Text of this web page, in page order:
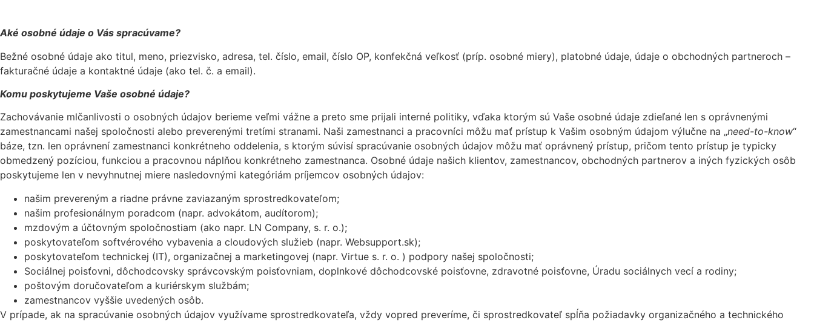
Aké osobné údaje o Vás spracúvame?
Bežné osobné údaje ako titul, meno, priezvisko, adresa, tel. číslo, email, číslo OP, konfekčná veľkosť (príp. osobné miery), platobné údaje, údaje o obchodných partneroch –
fakturačné údaje a kontaktné údaje (ako tel. č. a email).
Komu poskytujeme Vaše osobné údaje?
Zachovávanie mlčanlivosti o osobných údajov berieme veľmi vážne a preto sme prijali interné politiky, vďaka ktorým sú Vaše osobné údaje zdieľané len s oprávnenými
zamestnancami našej spoločnosti alebo preverenými tretími stranami. Naši zamestnanci a pracovníci môžu mať prístup k Vašim osobným údajom výlučne na „need-to-know“
báze, tzn. len oprávnení zamestnanci konkrétneho oddelenia, s ktorým súvisí spracúvanie osobných údajov môžu mať oprávnený prístup, pričom tento prístup je typicky
obmedzený pozíciou, funkciou a pracovnou náplňou konkrétneho zamestnanca. Osobné údaje našich klientov, zamestnancov, obchodných partnerov a iných fyzických osôb
poskytujeme len v nevyhnutnej miere nasledovnými kategóriám príjemcov osobných údajov:
našim prevereným a riadne právne zaviazaným sprostredkovateľom;
našim profesionálnym poradcom (napr. advokátom, audítorom);
mzdovým a účtovným spoločnostiam (ako napr. LN Company, s. r. o.);
poskytovateľom softvérového vybavenia a cloudových služieb (napr. Websupport.sk);
poskytovateľom technickej (IT), organizačnej a marketingovej (napr. Virtue s. r. o. ) podpory našej spoločnosti;
Sociálnej poisťovni, dôchodcovsky správcovským poisťovniam, doplnkové dôchodcovské poisťovne, zdravotné poisťovne, Úradu sociálnych vecí a rodiny;
poštovým doručovateľom a kuriérskym službám;
zamestnancov vyššie uvedených osôb.
V prípade, ak na spracúvanie osobných údajov využívame sprostredkovateľa, vždy vopred preveríme, či sprostredkovateľ spĺňa požiadavky organizačného a technického